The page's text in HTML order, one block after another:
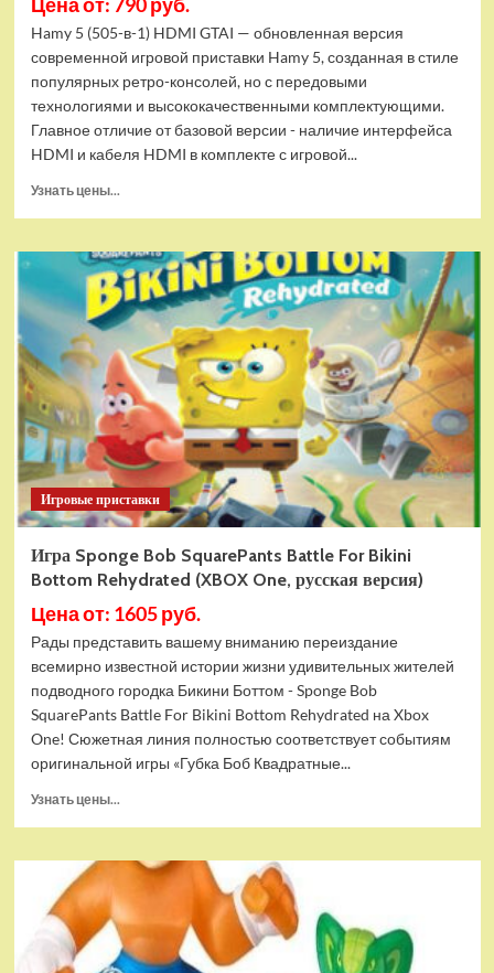
Hamy 5 (505-в-1) HDMI GTAI — обновленная версия
современной игровой приставки Hamy 5, созданная в стиле
популярных ретро-консолей, но с передовыми
технологиями и высококачественными комплектующими.
Главное отличие от базовой версии - наличие интерфейса
HDMI и кабеля HDMI в комплекте с игровой...
Узнать цены...
Игровая
приставка
Hamy
5
(505-
в-1)
HDMI
GTA
Игровые приставки
Игра Sponge Bob SquarePants Battle For Bikini
Bottom Rehydrated (XBOX One, русская версия)
Цена от: 1605 руб.
Рады представить вашему вниманию переиздание
всемирно известной истории жизни удивительных жителей
подводного городка Бикини Боттом - Sponge Bob
SquarePants Battle For Bikini Bottom Rehydrated на Xbox
One! Сюжетная линия полностью соответствует событиям
оригинальной игры «Губка Боб Квадратные...
Узнать цены...
Игра
Sponge
Bob
SquarePants
Battle
For